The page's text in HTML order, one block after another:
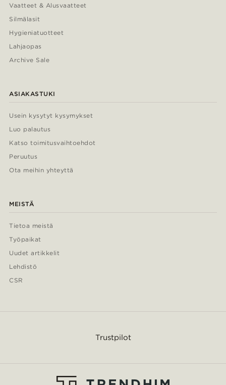
Vaatteet & Alusvaatteet
Silmälasit
Hygieniatuotteet
Lahjaopas
Archive Sale
ASIAKASTUKI
Usein kysytyt kysymykset
Luo palautus
Katso toimitusvaihtoehdot
Peruutus
Ota meihin yhteyttä
MEISTÄ
Tietoa meistä
Työpaikat
Uudet artikkelit
Lehdistö
CSR
Trustpilot